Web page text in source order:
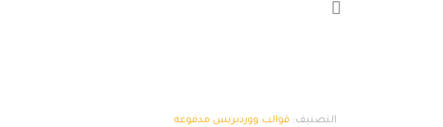
التصنيف: قوالب ووردبريس مدفوعه